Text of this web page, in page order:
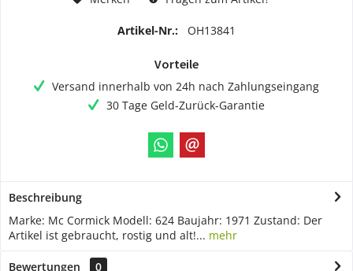
Artikel-Nr.: OH13841
Vorteile
Versand innerhalb von 24h nach Zahlungseingang
30 Tage Geld-Zurück-Garantie
Beschreibung
Marke: Mc Cormick Modell: 624 Baujahr: 1971 Zustand: Der
Artikel ist gebraucht, rostig und alt!... mehr
Bewertungen
0